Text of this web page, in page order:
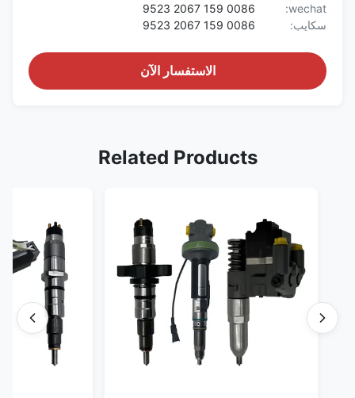
wechat:
0086 159 2067 9523
سكايب:
0086 159 2067 9523
الاستفسار الآن
Related Products